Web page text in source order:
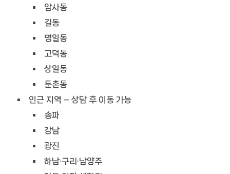
암사동
길동
명일동
고덕동
상일동
둔촌동
인근 지역 – 상담 후 이동 가능
송파
강남
광진
하남·구리·남양주